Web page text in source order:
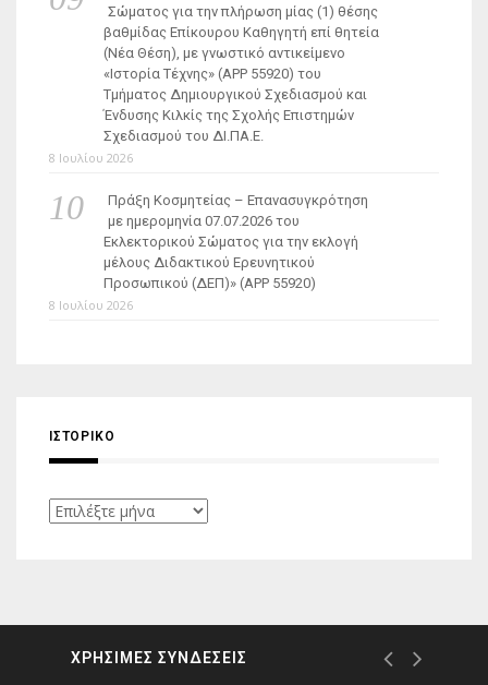
Σώματος για την πλήρωση μίας (1) θέσης
βαθμίδας Επίκουρου Καθηγητή επί θητεία
(Νέα Θέση), με γνωστικό αντικείμενο
«Ιστορία Τέχνης» (ΑΡΡ 55920) του
Τμήματος Δημιουργικού Σχεδιασμού και
Ένδυσης Κιλκίς της Σχολής Επιστημών
Σχεδιασμού του ΔΙ.ΠΑ.Ε.
8 Ιουλίου 2026
Πράξη Κοσμητείας – Επανασυγκρότηση
με ημερομηνία 07.07.2026 του
Εκλεκτορικού Σώματος για την εκλογή
μέλους Διδακτικού Ερευνητικού
Προσωπικού (ΔΕΠ)» (APP 55920)
8 Ιουλίου 2026
ΙΣΤΟΡΙΚΌ
Ιστορικό
ΧΡΗΣΙΜΕΣ ΣΥΝΔΕΣΕΙΣ